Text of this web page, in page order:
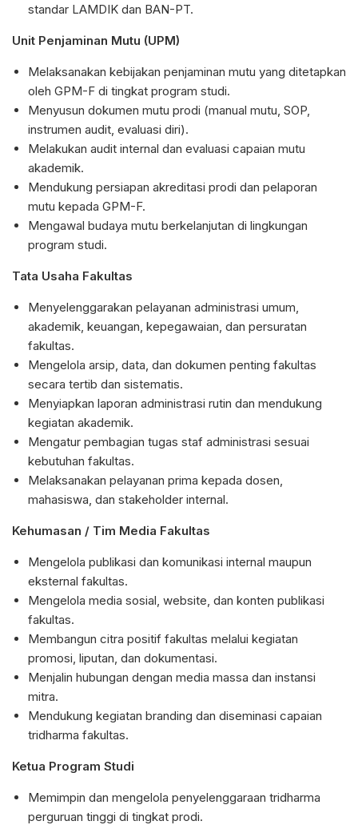
standar LAMDIK dan BAN-PT.
Unit Penjaminan Mutu (UPM)
Melaksanakan kebijakan penjaminan mutu yang ditetapkan
oleh GPM-F di tingkat program studi.
Menyusun dokumen mutu prodi (manual mutu, SOP,
instrumen audit, evaluasi diri).
Melakukan audit internal dan evaluasi capaian mutu
akademik.
Mendukung persiapan akreditasi prodi dan pelaporan
mutu kepada GPM-F.
Mengawal budaya mutu berkelanjutan di lingkungan
program studi.
Tata Usaha Fakultas
Menyelenggarakan pelayanan administrasi umum,
akademik, keuangan, kepegawaian, dan persuratan
fakultas.
Mengelola arsip, data, dan dokumen penting fakultas
secara tertib dan sistematis.
Menyiapkan laporan administrasi rutin dan mendukung
kegiatan akademik.
Mengatur pembagian tugas staf administrasi sesuai
kebutuhan fakultas.
Melaksanakan pelayanan prima kepada dosen,
mahasiswa, dan stakeholder internal.
Kehumasan / Tim Media Fakultas
Mengelola publikasi dan komunikasi internal maupun
eksternal fakultas.
Mengelola media sosial, website, dan konten publikasi
fakultas.
Membangun citra positif fakultas melalui kegiatan
promosi, liputan, dan dokumentasi.
Menjalin hubungan dengan media massa dan instansi
mitra.
Mendukung kegiatan branding dan diseminasi capaian
tridharma fakultas.
Ketua Program Studi
Memimpin dan mengelola penyelenggaraan tridharma
perguruan tinggi di tingkat prodi.